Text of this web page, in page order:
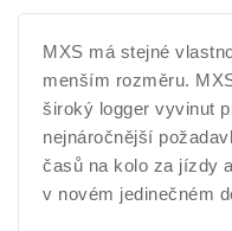
MXS má stejné
menším rozměru.
široký logger vyvinut
nejnáročnější
časů na kolo za jízdy
v novém jedinečném